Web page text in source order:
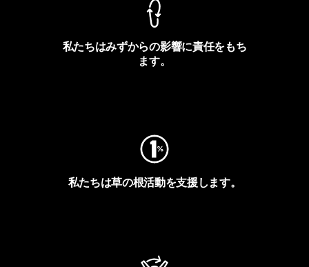
私たちはみずからの影響に責任をもち
ます。
私たちは草の根活動を支援します。